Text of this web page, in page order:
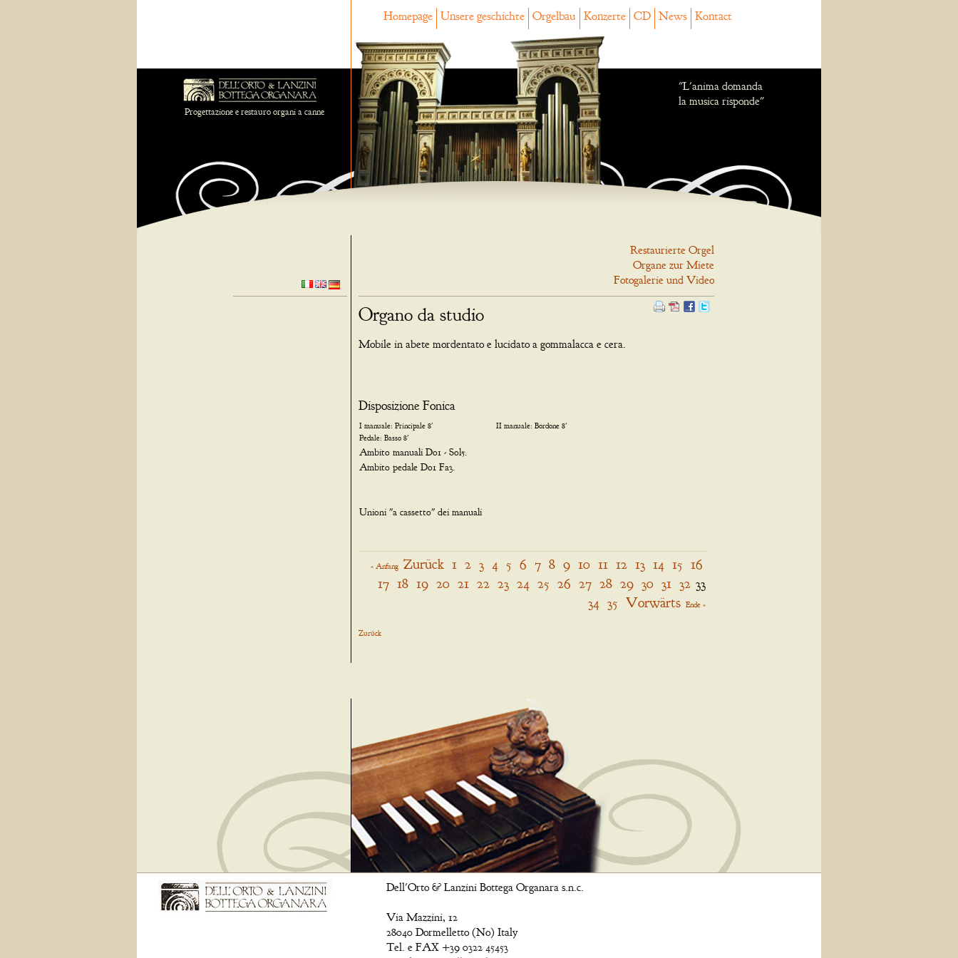
Homepage Unsere geschichte Orgelbau Konzerte CD News Kontact
Progettazione e restauro organi a canne
"L'anima domanda
la musica risponde"
Restaurierte Orgel
Organe zur Miete
Fotogalerie und Video
Organo da studio
Mobile in abete mordentato e lucidato a gommalacca e cera.
Disposizione Fonica
I manuale: Principale 8'
II manuale: Bordone 8'
Pedale: Basso 8'
Ambito manuali Do1 - Sol5.
Ambito pedale Do1 Fa3.
Unioni "a cassetto" dei manuali
« Anfang Zurück 1 2 3 4 5 6 7 8 9 10 11 12 13 14 15 16
17 18 19 20 21 22 23 24 25 26 27 28 29 30 31 32 33
34 35 Vorwärts Ende »
Zurück
Dell'Orto & Lanzini Bottega Organara s.n.c.
Via Mazzini, 12
28040 Dormelletto (No) Italy
Tel. e FAX +39 0322 45453